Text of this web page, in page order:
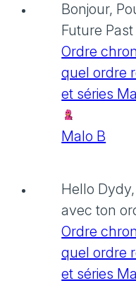
Bonjour,
Future
Ordre
quel ordre
et séries
Malo B
Hello
avec ton
Ordre
quel ordre
et séries